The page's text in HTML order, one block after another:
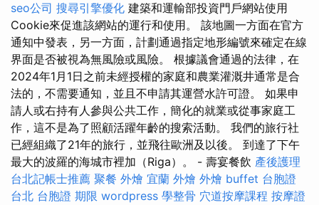
seo公司 搜尋引擎優化 建築和運輸部投資門戶網站使用
Cookie來促進該網站的運行和使用。 該地圖一方面在官方
通知中發表，另一方面，計劃通過指定地形編號來確定在線
界面是否被視為無風險或風險。 根據議會通過的法律，在
2024年1月1日之前未經授權的家庭和農業灌溉井通常是合
法的，不需要通知，並且不申請其運營水許可證。 如果申
請人或右持有人參與公共工作，簡化的就業或從事家庭工
作，這不是為了照顧活躍年齡的搜索活動。 我們的旅行社
已經組織了21年的旅行，並飛往歐洲及以後。 到達了下午
最大的波羅的海城市裡加（Riga）。 - 壽宴餐飲 產後護理
台北記帳士推薦 聚餐 外燴 宜蘭 外燴 外燴 buffet 台胞證
台北 台胞證 期限 wordpress 學整骨 穴道按摩課程 按摩證